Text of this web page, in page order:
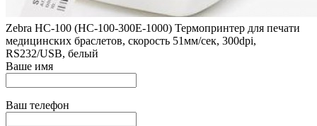
Zebra HC-100 (HC-100-300E-1000) Термопринтер для печати
медицинских браслетов, скорость 51мм/сек, 300dpi,
RS232/USB, белый
Ваше имя
Ваш телефон